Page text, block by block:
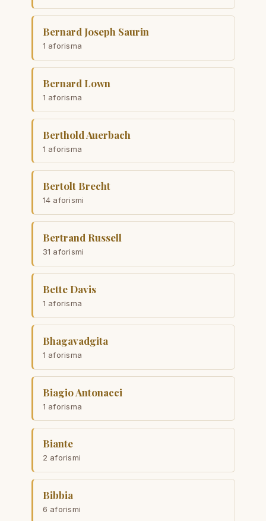
Bernard Joseph Saurin
1 aforisma
Bernard Lown
1 aforisma
Berthold Auerbach
1 aforisma
Bertolt Brecht
14 aforismi
Bertrand Russell
31 aforismi
Bette Davis
1 aforisma
Bhagavadgita
1 aforisma
Biagio Antonacci
1 aforisma
Biante
2 aforismi
Bibbia
6 aforismi